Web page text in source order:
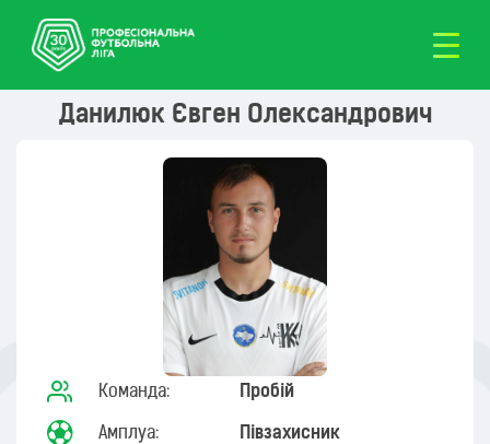
Данилюк Євген Олександрович
Команда: Пробій
Амплуа: Півзахисник